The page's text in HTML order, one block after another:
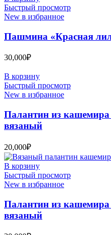
Быстрый просмотр
New в избранное
Пашмина «Красная
30,000₽
В корзину
Быстрый просмотр
New в избранное
Палантин из
вязаный
20,000₽
В корзину
Быстрый просмотр
New в избранное
Палантин из
вязаный